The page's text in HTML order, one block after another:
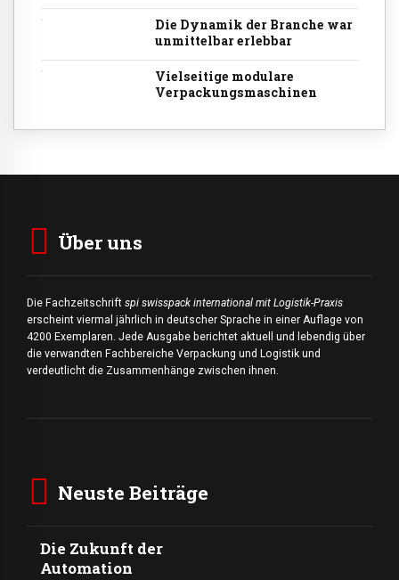
Die Dynamik der Branche war
unmittelbar erlebbar
Vielseitige modulare
Verpackungsmaschinen
Über uns
Die Fachzeitschrift spi swisspack international mit Logistik-Praxis
erscheint viermal jährlich in deutscher Sprache in einer Auflage von
4200 Exemplaren. Jede Ausgabe berichtet aktuell und lebendig über
die verwandten Fachbereiche Verpackung und Logistik und
verdeutlicht die Zusammenhänge zwischen ihnen.
Neuste Beiträge
Die Zukunft der
Automation